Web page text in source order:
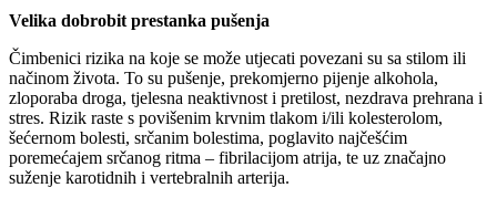
Velika dobrobit prestanka pušenja
Čimbenici rizika na koje se može utjecati povezani su sa stilom ili
načinom života. To su pušenje, prekomjerno pijenje alkohola,
zloporaba droga, tjelesna neaktivnost i pretilost, nezdrava prehrana i
stres. Rizik raste s povišenim krvnim tlakom i/ili kolesterolom,
šećernom bolesti, srčanim bolestima, poglavito najčešćim
poremećajem srčanog ritma – fibrilacijom atrija, te uz značajno
suženje karotidnih i vertebralnih arterija.